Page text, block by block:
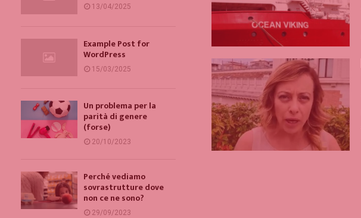
13/04/2025
Example Post for
WordPress
15/03/2025
Un problema per la
parità di genere
(forse)
20/10/2023
Perché vediamo
sovrastrutture dove
non ce ne sono?
29/09/2023